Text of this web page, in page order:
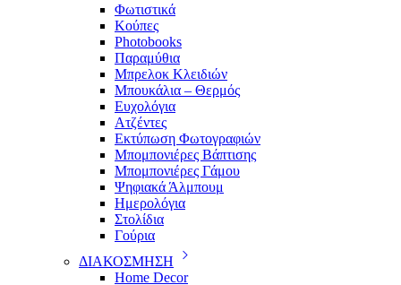
Φωτιστικά
Κούπες
Photobooks
Παραμύθια
Μπρελοκ Κλειδιών
Μπουκάλια – Θερμός
Ευχολόγια
Ατζέντες
Εκτύπωση Φωτογραφιών
Μπομπονιέρες Βάπτισης
Μπομπονιέρες Γάμου
Ψηφιακά Άλμπουμ
Ημερολόγια
Στολίδια
Γούρια
ΔΙΑΚΟΣΜΗΣΗ
Home Decor